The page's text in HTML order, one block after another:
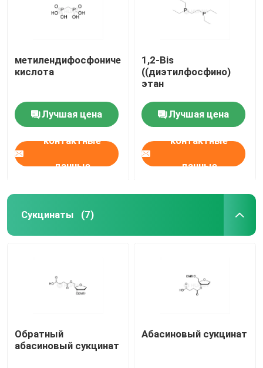
метилендифосфоническая
кислота
Лучшая цена
контактные
данные
1,2-Bis
((диэтилфосфино)
этан
Лучшая цена
контактные
данные
Сукцинаты (7)
Обратный
абасиновый сукцинат
Абасиновый сукцинат